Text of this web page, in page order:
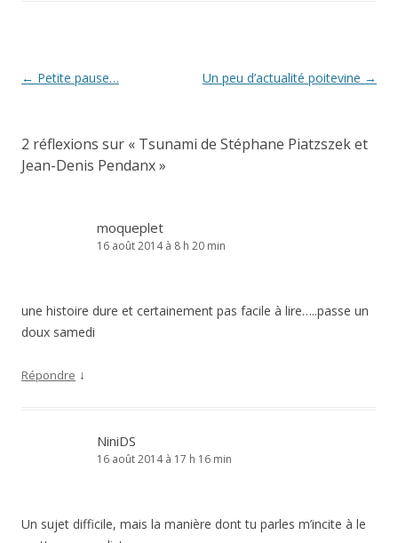
Navigation
← Petite pause… Un peu d’actualité poitevine →
2 réflexions sur « Tsunami de Stéphane Piatzszek et
Jean-Denis Pendanx»
moqueplet
16 août 2014 à 8 h 20 min
une histoire dure et certainement pas facile à lire…..passe un
doux samedi
Répondre ↓
NiniDS
16 août 2014 à 17 h 16 min
Un sujet difficile, mais la manière dont tu parles m’incite à le